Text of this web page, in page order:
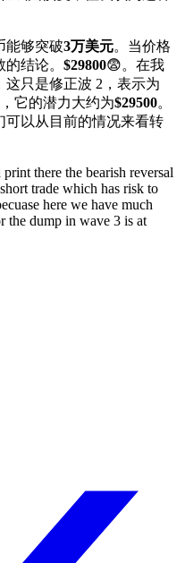
能够突破3万美元。当价格
结论。 $29800😨。在我
只是修正波 2，表示为
它的潜力大约为$29500。
可以从目前的情况来看转
there the bearish reversal
trade which has risk to
here we have much
the dump in wave 3 is at